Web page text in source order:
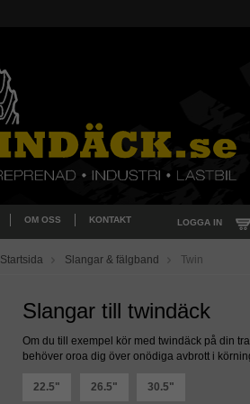
OM OSS KONTAKT LOGGA IN
Startsida Slangar & fälgband Twin
Slangar till twindäck
Om du till exempel kör med twindäck på din
behöver oroa dig över onödiga avbrott i
22.5" 26.5" 30.5"